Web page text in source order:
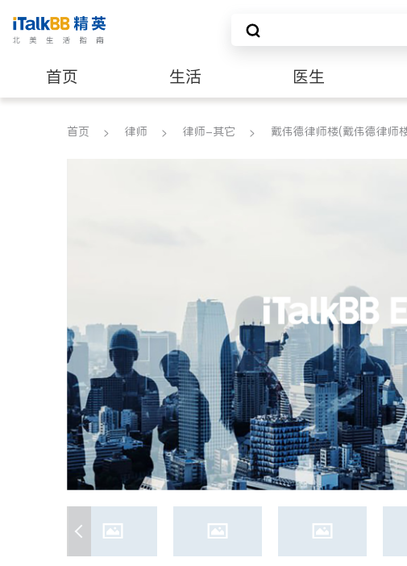
首页 生活 医生
养老 非盈利组织
首页 律师 律师-其它 戴伟德律师楼(戴伟德律师